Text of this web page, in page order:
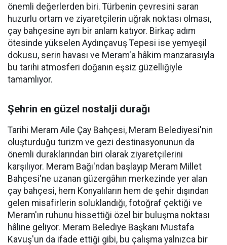
önemli değerlerden biri. Türbenin çevresini saran
huzurlu ortam ve ziyaretçilerin uğrak noktası olması,
çay bahçesine ayrı bir anlam katıyor. Birkaç adım
ötesinde yükselen Aydınçavuş Tepesi ise yemyeşil
dokusu, serin havası ve Meram'a hâkim manzarasıyla
bu tarihi atmosferi doğanın eşsiz güzelliğiyle
tamamlıyor.
Şehrin en güzel nostalji durağı
Tarihi Meram Aile Çay Bahçesi, Meram Belediyesi'nin
oluşturduğu turizm ve gezi destinasyonunun da
önemli duraklarından biri olarak ziyaretçilerini
karşılıyor. Meram Bağı'ndan başlayıp Meram Millet
Bahçesi'ne uzanan güzergâhın merkezinde yer alan
çay bahçesi, hem Konyalıların hem de şehir dışından
gelen misafirlerin soluklandığı, fotoğraf çektiği ve
Meram'ın ruhunu hissettiği özel bir buluşma noktası
hâline geliyor. Meram Belediye Başkanı Mustafa
Kavuş'un da ifade ettiği gibi, bu çalışma yalnızca bir